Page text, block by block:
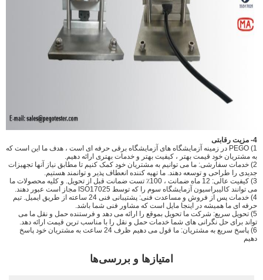
4- مزیت رقابتی
1) PEGO در زمینه آزمایشگاه های آزمایشگاه برقی حرفه ای است ، هدف ما این است که
به مشتریان خود قیمت بهتر ، کیفیت بهتر و خدمات بهتری ارائه دهیم.
2) خدمات سفارشی: ما می توانیم به مشتریان خود کمک کنیم تا مطابق نیاز آنها تجهیزات
جدیدی را طراحی و توسعه دهند. ما تهیه کننده انعطاف پذیر و توانمند هستیم.
3) کیفیت عالی: 12 ماه ضمانت ، 100٪ تست ضمانت قبل از تحویل. و کلیه محصولات ما
می توانند کالیبراسیون آزمایشگاه سوم را که توسط ISO17025 مجاز است عبور دهند.
4) خدمات پس از فروش و مساعدت فنی: پشتیبانی فنی 24 ساعته از طریق ایمیل. تیم
حرفه ای ما همیشه در اینجا مایل است که مشاور فنی شما باشد.
5) تحویل سریع: شرکت ما تحویل بموقع را ارائه می دهد و فرستنده حمل و نقل ما می
تواند برای حل نگرانی های شما خدمات حمل و نقل را با مناسب ترین قیمت ارائه دهد.
6) پاسخ سریع به مشتریان: ما قول می دهیم ظرف 24 ساعت به مشتریان خود پاسخ
دهیم
امتیازها و بررسی‌ها